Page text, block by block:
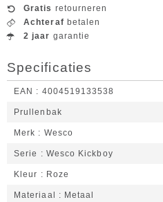
Gratis retourneren
Achteraf betalen
2 jaar garantie
Specificaties
EAN 4004519133538
Prullenbak
Merk Wesco
Serie Wesco Kickboy
Kleur Roze
Materiaal Metaal